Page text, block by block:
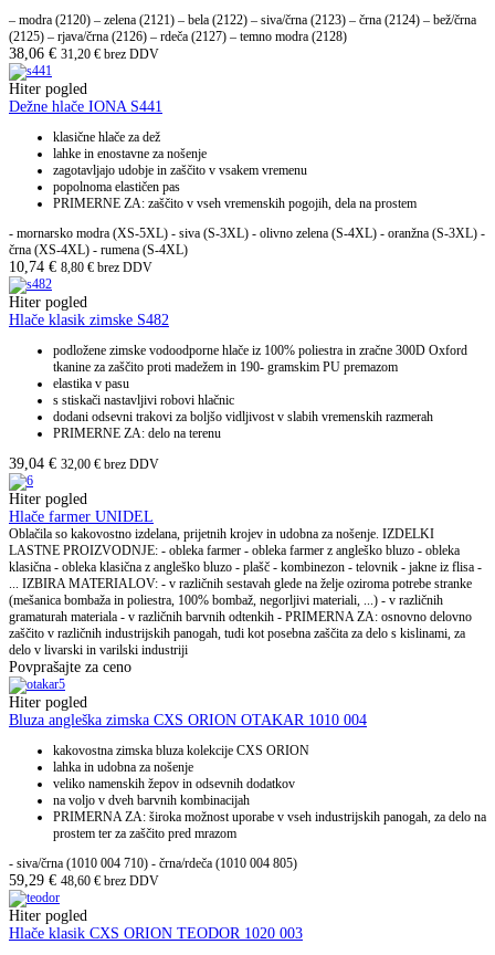
– modra (2120) – zelena (2121) – bela (2122) – siva/črna (2123) – črna (2124) – bež/črna
(2125) – rjava/črna (2126) – rdeča (2127) – temno modra (2128)
38,06 € 31,20 € brez DDV
Hiter pogled
Dežne hlače IONA S441
klasične hlače za dež
lahke in enostavne za nošenje
zagotavljajo udobje in zaščito v vsakem vremenu
popolnoma elastičen pas
PRIMERNE ZA: zaščito v vseh vremenskih pogojih, dela na prostem
- mornarsko modra (XS-5XL) - siva (S-3XL) - olivno zelena (S-4XL) - oranžna (S-3XL) -
črna (XS-4XL) - rumena (S-4XL)
10,74 € 8,80 € brez DDV
Hiter pogled
Hlače klasik zimske S482
podložene zimske vodoodporne hlače iz 100% poliestra in zračne 300D Oxford
tkanine za zaščito proti madežem in 190- gramskim PU premazom
elastika v pasu
s stiskači nastavljivi robovi hlačnic
dodani odsevni trakovi za boljšo vidljivost v slabih vremenskih razmerah
PRIMERNE ZA: delo na terenu
39,04 € 32,00 € brez DDV
Hiter pogled
Hlače farmer UNIDEL
Oblačila so kakovostno izdelana, prijetnih krojev in udobna za nošenje. IZDELKI
LASTNE PROIZVODNJE: - obleka farmer - obleka farmer z angleško bluzo - obleka
klasična - obleka klasična z angleško bluzo - plašč - kombinezon - telovnik - jakne iz flisa -
... IZBIRA MATERIALOV: - v različnih sestavah glede na želje oziroma potrebe stranke
(mešanica bombaža in poliestra, 100% bombaž, negorljivi materiali, ...) - v različnih
gramaturah materiala - v različnih barvnih odtenkih - PRIMERNA ZA: osnovno delovno
zaščito v različnih industrijskih panogah, tudi kot posebna zaščita za delo s kislinami, za
delo v livarski in varilski industriji
Povprašajte za ceno
Hiter pogled
Bluza angleška zimska CXS ORION OTAKAR 1010 004
kakovostna zimska bluza kolekcije CXS ORION
lahka in udobna za nošenje
veliko namenskih žepov in odsevnih dodatkov
na voljo v dveh barvnih kombinacijah
PRIMERNA ZA: široka možnost uporabe v vseh industrijskih panogah, za delo na
prostem ter za zaščito pred mrazom
- siva/črna (1010 004 710) - črna/rdeča (1010 004 805)
59,29 € 48,60 € brez DDV
Hiter pogled
Hlače klasik CXS ORION TEODOR 1020 003